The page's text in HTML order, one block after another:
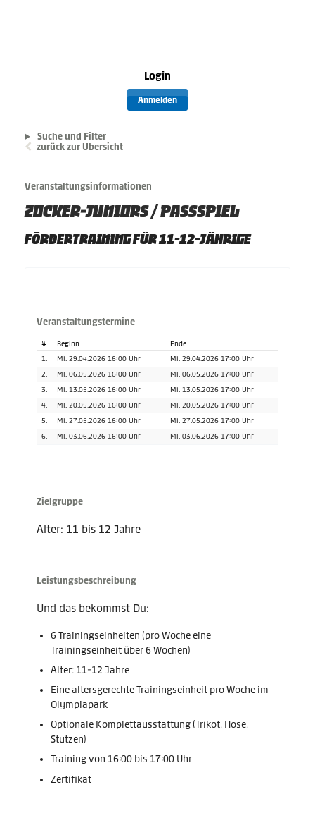
Login
Anmelden
Suche und Filter
zurück zur Übersicht
Veranstaltungsinformationen
ZOCKER-JUNIORS / PASSSPIEL
FÖRDERTRAINING FÜR 11-12-JÄHRIGE
Veranstaltungstermine
# Beginn
Ende
1.
Mi. 29.04.2026 16:00 Uhr
Mi. 29.04.2026 17:00 Uhr
2.
Mi. 06.05.2026 16:00 Uhr
Mi. 06.05.2026 17:00 Uhr
3.
Mi. 13.05.2026 16:00 Uhr
Mi. 13.05.2026 17:00 Uhr
4.
Mi. 20.05.2026 16:00 Uhr
Mi. 20.05.2026 17:00 Uhr
5.
Mi. 27.05.2026 16:00 Uhr
Mi. 27.05.2026 17:00 Uhr
6.
Mi. 03.06.2026 16:00 Uhr Mi. 03.06.2026 17:00 Uhr
Zielgruppe
Alter: 11 bis 12 Jahre
Leistungsbeschreibung
Und das bekommst Du:
6 Trainingseinheiten (pro Woche eine
Trainingseinheit über 6 Wochen)
Alter: 11-12 Jahre
Eine altersgerechte Trainingseinheit pro Woche im
Olympiapark
Optionale Komplettausstattung (Trikot, Hose,
Stutzen)
Training von 16:00 bis 17:00 Uhr
Zertifikat